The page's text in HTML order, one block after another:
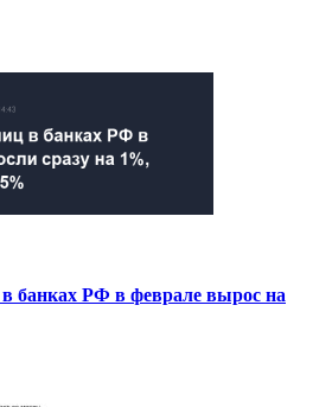
банках РФ в феврале вырос на